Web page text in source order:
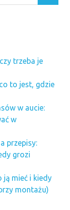
trzeba je
to jest, gdzie
w aucie:
w
przepisy:
grozi
ją mieć i kiedy
montażu)